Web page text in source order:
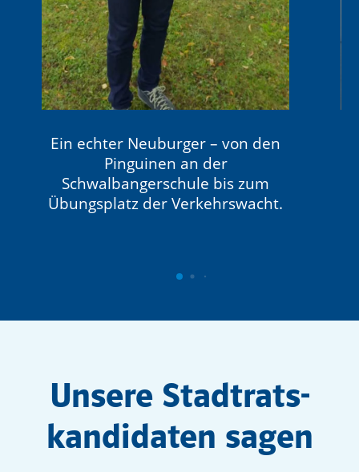
Ein echter Neuburger – von den
Pinguinen an der
Schwalbangerschule bis zum
Übungsplatz der Verkehrswacht.
Unsere Stadtrats­
kandidaten sagen